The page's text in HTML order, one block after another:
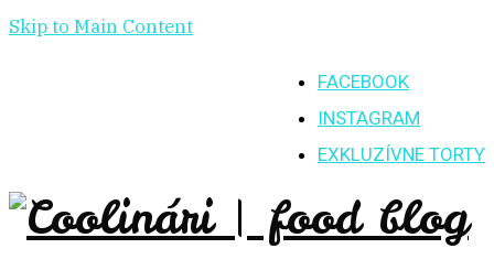
Skip to Main Content
FACEBOOK
INSTAGRAM
EXKLUZÍVNE TORTY